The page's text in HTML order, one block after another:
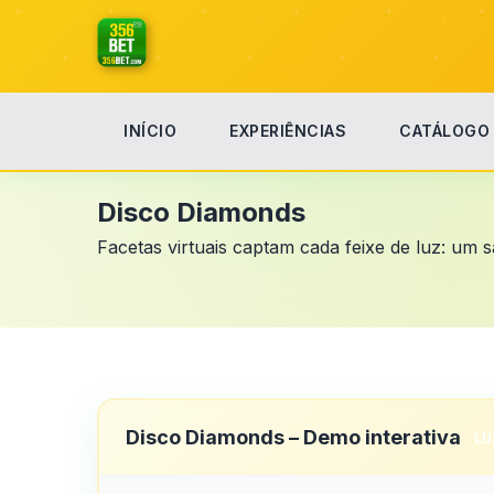
INÍCIO EXPERIÊNCIAS CATÁLOGO
Disco Diamonds
Facetas virtuais captam cada feixe de luz: um
Disco Diamonds – Demo interativa